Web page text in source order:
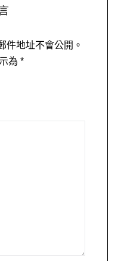
件地址不會公開。
為 *